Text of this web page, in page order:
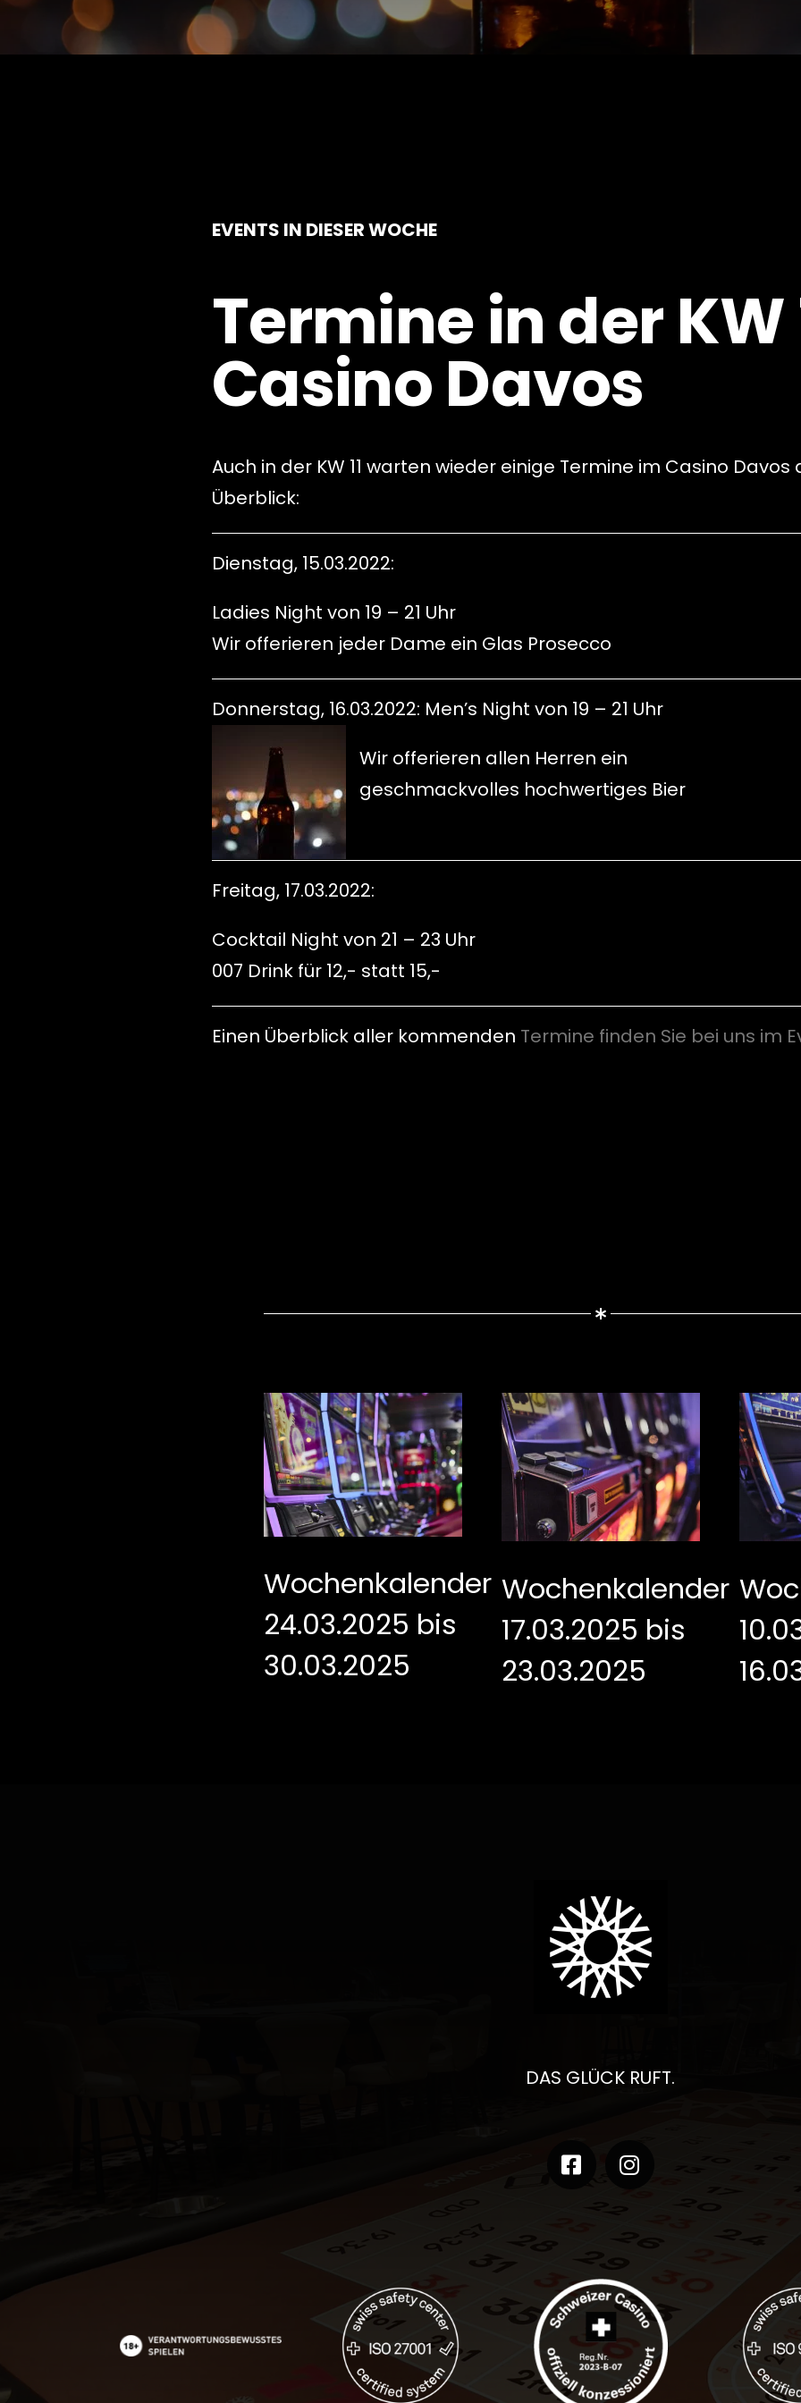
EVENTS IN DIESER WOCHE
Termine in der KW
Casino Davos
Auch in der KW 11 warten wieder einige Termine im Casino Davos
Überblick:
Dienstag, 15.03.2022:
Ladies Night von 19 – 21 Uhr
Wir offerieren jeder Dame ein Glas Prosecco
Donnerstag, 16.03.2022: Men’s Night von 19 – 21 Uhr
Wir offerieren allen Herren ein
geschmackvolles hochwertiges Bier
Freitag, 17.03.2022:
Cocktail Night von 21 – 23 Uhr
007 Drink für 12,- statt 15,-
Einen Überblick aller kommenden Termine finden Sie bei uns im
Wochenkalender
24.03.2025 bis
30.03.2025
Wochenkalender
17.03.2025 bis
23.03.2025
DAS GLÜCK RUFT.